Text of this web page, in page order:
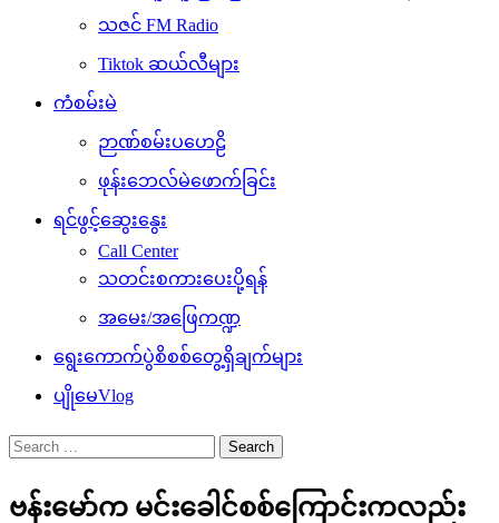
သဇင် FM Radio
Tiktok ဆယ်လီများ
ကံစမ်းမဲ
ဉာဏ်စမ်းပဟေဠိ
ဖုန်းဘေလ်မဲဖောက်ခြင်း
ရင်ဖွင့်ဆွေးနွေး
Call Center
သတင်းစကားပေးပို့ရန်
အမေး/အဖြေကဏ္ဍ
ရွေးကောက်ပွဲစိစစ်တွေ့ရှိချက်များ
ပျိုမေVlog
Search
for:
ဗန်းမော်က မင်းခေါင်စစ်ကြောင်းကလည်း